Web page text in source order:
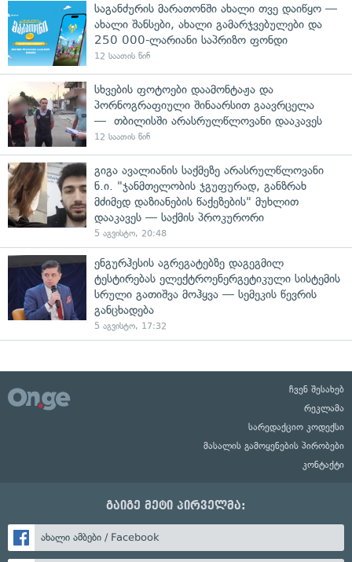
საგანძურის მარათონში ახალი თვე დაიწყო —
ახალი შანსები, ახალი გამარჯვებულები და
250 000-ლარიანი საპრიზო ფონდი
12 საათის წინ
სხვების ფოტოები დაამონტაჟა და
პორნოგრაფიული შინაარსით გაავრცელა
— თბილისში არასრულწლოვანი დააკავეს
12 საათის წინ
გიგა ავალიანის საქმეზე არასრულწლოვანი
ნ.ი. "ჯანმთელობის ჯგუფურად, განზრახ
მძიმედ დაზიანების წაქეზების" მუხლით
დააკავეს — საქმის პროკურორი
5 აგვისტო, 20:48
ენგურჰესის აგრეგატებზე დაგეგმილ
ტესტირებას ელექტროენერგეტიკული სისტემის
სრული გათიშვა მოჰყვა — სემეკის წევრის
განცხადება
5 აგვისტო, 17:32
ჩვენ შესახებ
რეკლამა
სარედაქციო კოდექსი
მასალის გამოყენების პირობები
კონტაქტი
გაიგე მეტი პირველმა:
ახალი ამბები / Facebook